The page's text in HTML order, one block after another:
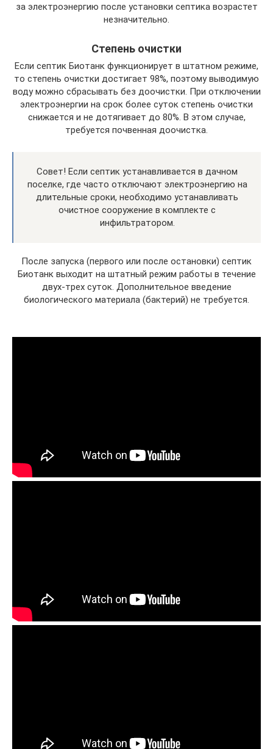
за электроэнергию после установки септика возрастет
незначительно.
Степень очистки
Если септик Биотанк функционирует в штатном режиме,
то степень очистки достигает 98%, поэтому выводимую
воду можно сбрасывать без доочистки. При отключении
электроэнергии на срок более суток степень очистки
снижается и не дотягивает до 80%. В этом случае,
требуется почвенная доочистка.
Совет! Если септик устанавливается в дачном
поселке, где часто отключают электроэнергию на
длительные сроки, необходимо устанавливать
очистное сооружение в комплекте с
инфильтратором.
После запуска (первого или после остановки) септик
Биотанк выходит на штатный режим работы в течение
двух-трех суток. Дополнительное введение
биологического материала (бактерий) не требуется.